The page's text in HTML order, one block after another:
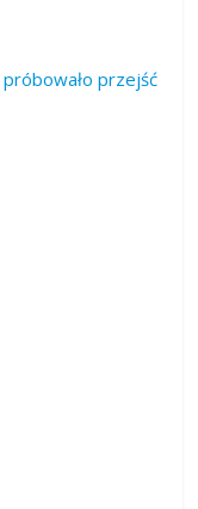
próbowało przejść